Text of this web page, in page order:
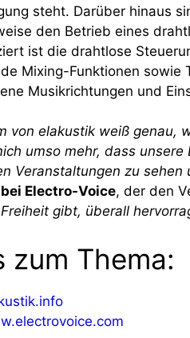
steht. Darüber hinaus
den Betrieb eines
ist die drahtlose
Mixing-Funktionen sowie
Musikrichtungen und
von elakustik weiß genau,
umso mehr, dass
Veranstaltungen zu sehen
Electro-Voice, der den
gibt, überall
zum Thema: